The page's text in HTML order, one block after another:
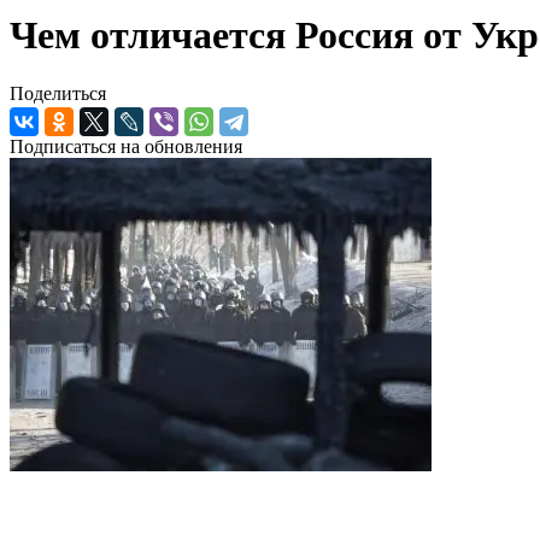
Чем отличается Россия от
Поделиться
Подписаться на обновления